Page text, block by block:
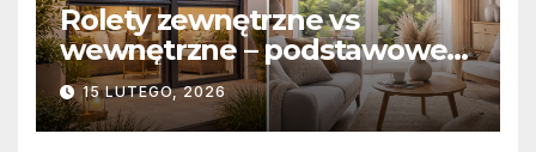
Rolety zewnętrzne vs
wewnętrzne – podstawowe
różnice konstrukcyjne i
funkcjonalne
15 LUTEGO, 2026